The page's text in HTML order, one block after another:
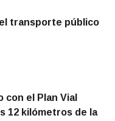
transporte público
con el Plan Vial
12 kilómetros de la